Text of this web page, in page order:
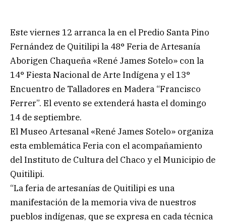
Este viernes 12 arranca la en el Predio Santa Pino
Fernández de Quitilipi la 48° Feria de Artesanía
Aborigen Chaqueña «René James Sotelo» con la
14° Fiesta Nacional de Arte Indígena y el 13°
Encuentro de Talladores en Madera “Francisco
Ferrer”. El evento se extenderá hasta el domingo
14 de septiembre.
El Museo Artesanal «René James Sotelo» organiza
esta emblemática Feria con el acompañamiento
del Instituto de Cultura del Chaco y el Municipio de
Quitilipi.
“La feria de artesanías de Quitilipi es una
manifestación de la memoria viva de nuestros
pueblos indígenas, que se expresa en cada técnica